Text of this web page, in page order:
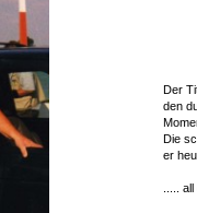
Der
den
Die
er
.....